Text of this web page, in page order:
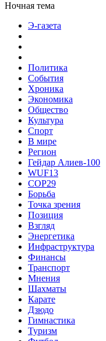
Ночная тема
Э-газета
Политика
События
Хроника
Экономика
Общество
Культура
Спорт
В мире
Регион
Гейдар Алиев-100
WUF13
COP29
Борьба
Точка зрения
Позиция
Взгляд
Энергетика
Инфраструктура
Финансы
Транспорт
Мнения
Шахматы
Карате
Дзюдо
Гимнастика
Туризм